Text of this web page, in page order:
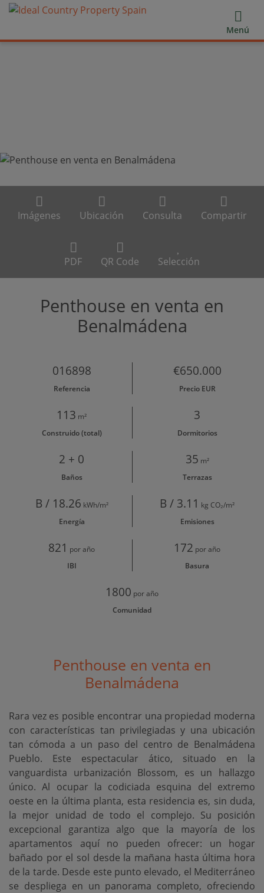
Menú
Imágenes Ubicación Consulta Compartir
PDF QR Code Selección
Penthouse en venta en
Benalmádena
016898
Referencia
€650.000
Precio EUR
113 m²
Construido (total)
3
Dormitorios
2 + 0
Baños
35 m²
Terrazas
B / 18.26 kWh/m²
Energía
B / 3.11 kg CO₂/m²
Emisiones
821 por año
IBI
172 por año
Basura
1800 por año
Comunidad
Penthouse en venta en
Benalmádena
Rara vez es posible encontrar una propiedad moderna
con características tan privilegiadas y una ubicación
tan cómoda a un paso del centro de Benalmádena
Pueblo. Este espectacular ático, situado en la
vanguardista urbanización Blossom, es un hallazgo
único. Al ocupar la codiciada esquina del extremo
oeste en la última planta, esta residencia es, sin duda,
la mejor unidad de todo el complejo. Su posición
excepcional garantiza algo que la mayoría de los
apartamentos aquí no pueden ofrecer: un hogar
bañado por el sol desde la mañana hasta última hora
de la tarde. Desde este punto elevado, el Mediterráneo
se despliega en un panorama completo, ofreciendo